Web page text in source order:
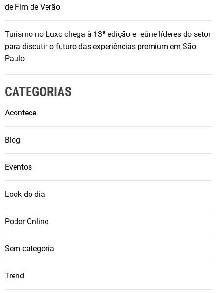
de Fim de Verão
Turismo no Luxo chega à 13ª edição e reúne líderes do setor
para discutir o futuro das experiências premium em São
Paulo
CATEGORIAS
Acontece
Blog
Eventos
Look do dia
Poder Online
Sem categoria
Trend